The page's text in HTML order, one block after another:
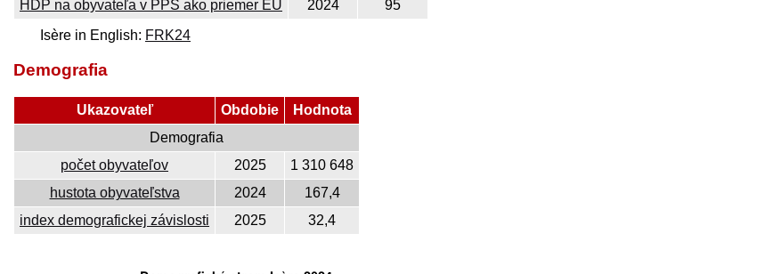
HDP na obyvateľa v PPS ako priemer EÚ 2024
95
Isère in English: FRK24
Demografia
Ukazovateľ Obdobie
Hodnota
Demografia
počet obyvateľov
2025
1 310 648
hustota obyvateľstva
2024
167,4
index demografickej závislosti
2025 32,4